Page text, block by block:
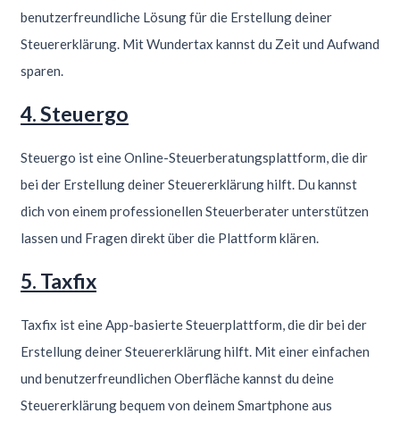
benutzerfreundliche Lösung für die Erstellung deiner
Steuererklärung. Mit Wundertax kannst du Zeit und Aufwand
sparen.
4. Steuergo
Steuergo ist eine Online-Steuerberatungsplattform, die dir
bei der Erstellung deiner Steuererklärung hilft. Du kannst
dich von einem professionellen Steuerberater unterstützen
lassen und Fragen direkt über die Plattform klären.
5. Taxfix
Taxfix ist eine App-basierte Steuerplattform, die dir bei der
Erstellung deiner Steuererklärung hilft. Mit einer einfachen
und benutzerfreundlichen Oberfläche kannst du deine
Steuererklärung bequem von deinem Smartphone aus